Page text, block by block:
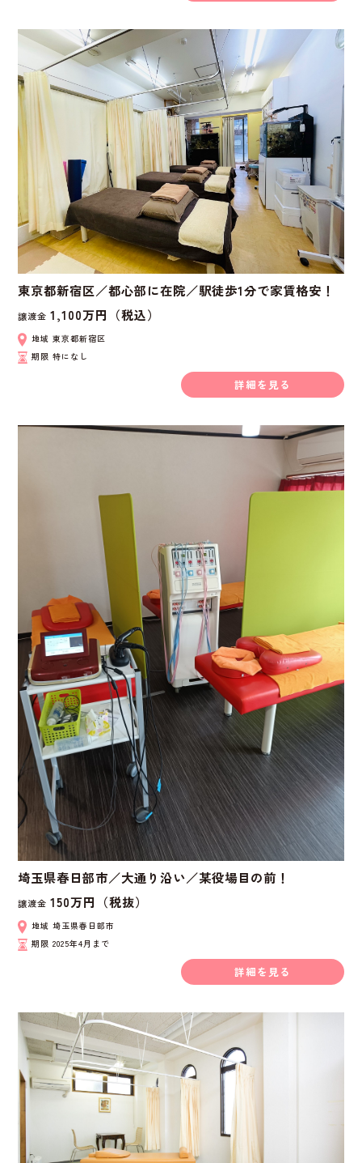
東京都新宿区／都心部に在院／駅徒歩1分で家賃格安！
譲渡金1,100万円（税込）
地域東京都新宿区
期限特になし
詳細を見る
埼玉県春日部市／大通り沿い／某役場目の前！
譲渡金150万円（税抜）
地域埼玉県春日部市
期限2025年4月まで
詳細を見る